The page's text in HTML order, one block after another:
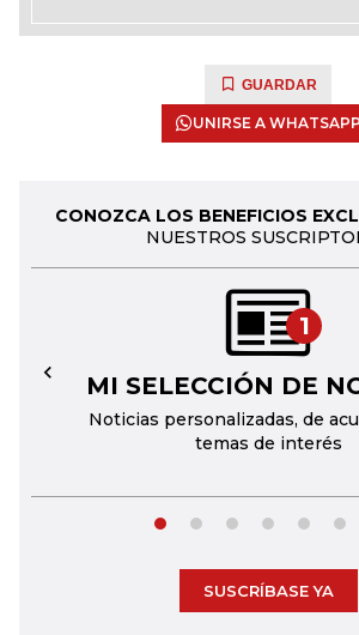
GUARDAR
UNIRSE A WHATSAPP
CONOZCA LOS BENEFICIOS
NUESTROS
1
MI SELECCIÓN DE
Noticias personalizadas, de
temas de interés
←
SUSCRÍBASE YA